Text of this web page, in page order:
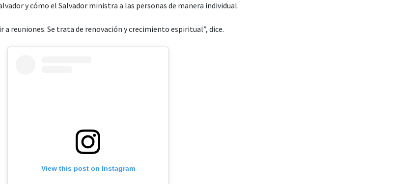
y cómo el Salvador ministra a las personas de manera individual.
a reuniones. Se trata de renovación y crecimiento espiritual”, dice.
View this post on Instagram